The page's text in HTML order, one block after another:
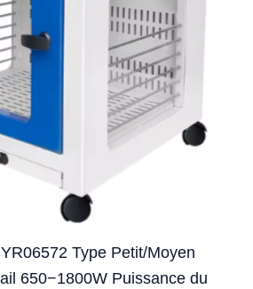
Type Petit/Moyen
650−1800W Puissance du